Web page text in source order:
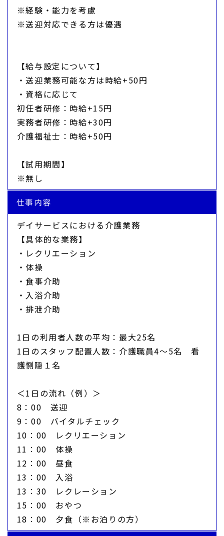
※経験・能力を考慮
※送迎対応できる方は優遇
【給与設定について】
・送迎業務可能な方は時給+50円
・資格に応じて
初任者研修：時給+15円
実務者研修：時給+30円
介護福祉士：時給+50円
【試用期間】
※無し
仕事内容
デイサービスにおける介護業務
【具体的な業務】
・レクリエーション
・体操
・食事介助
・入浴介助
・排泄介助
1日の利用者人数の平均：最大25名
1日のスタッフ配置人数：介護職員4～5名 看
護惻隠１名
＜1日の流れ（例）＞
8：00 送迎
9：00 バイタルチェック
10：00 レクリエーション
11：00 体操
12：00 昼食
13：00 入浴
13：30 レクレーション
15：00 おやつ
18：00 夕食（※お泊りの方）